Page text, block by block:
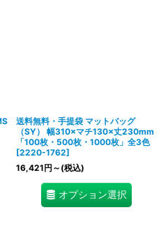
送料無料・手提袋 マットバッグ
（SY） 幅310×マチ130×丈230mm
「100枚・500枚・1000枚」全3色
[2220-1762]
16,421円 ～ (税込)
オプション選択